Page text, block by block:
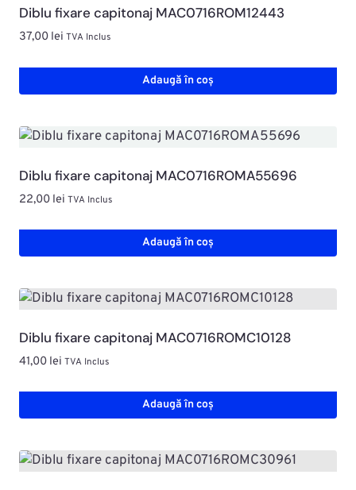
Diblu fixare capitonaj MAC0716ROM12443
37,00 lei TVA Inclus
Adaugă în coș
Diblu fixare capitonaj MAC0716ROMA55696
22,00 lei TVA Inclus
Adaugă în coș
Diblu fixare capitonaj MAC0716ROMC10128
41,00 lei TVA Inclus
Adaugă în coș